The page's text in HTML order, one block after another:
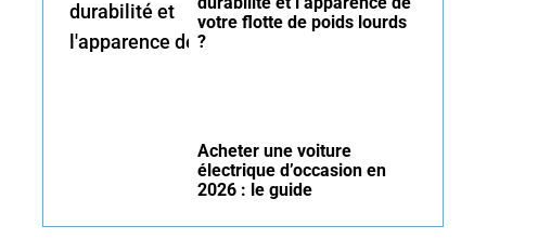
votre flotte de poids lourds
?
Acheter une voiture
électrique d’occasion en
2026 : le guide